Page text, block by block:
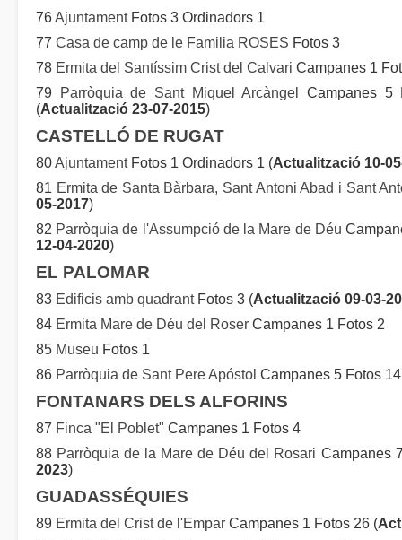
76AjuntamentFotos 3 Ordinadors 1
77 Casa de camp de le Familia ROSES Fotos 3
78 Ermita del Santíssim Crist del Calvari Campanes 1
79
Parròquia de Sant Miquel Arcàngel
Campanes 5
(Actualització 23-07-2015)
CASTELLÓ DE RUGAT
80AjuntamentFotos 1 Ordinadors 1 (Actualització 10-
81 Ermita de Santa Bàrbara, Sant Antoni Abad i Sant
05-2017)
82 Parròquia de l'Assumpció de la Mare de Déu
12-04-2020)
EL PALOMAR
83 Edificis amb quadrantFotos 3 (Actualització 09-03-
84 Ermita Mare de Déu del Roser Campanes 1 Fotos 2
85 Museu Fotos 1
86 Parròquia de Sant Pere Apóstol Campanes 5 Fotos
FONTANARS DELS ALFORINS
87 Finca "El Poblet" Campanes 1 Fotos 4
88 Parròquia de la Mare de Déu del Rosari Campanes
2023)
GUADASSÉQUIES
89 Ermita del Crist de l'Empar Campanes 1 Fotos 26 (